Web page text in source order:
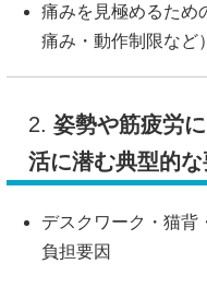
痛みを見極めるため
痛み・動作制限など）
2. 姿勢や筋疲労
活に潜む典型的な
デスクワーク・猫背
負担要因